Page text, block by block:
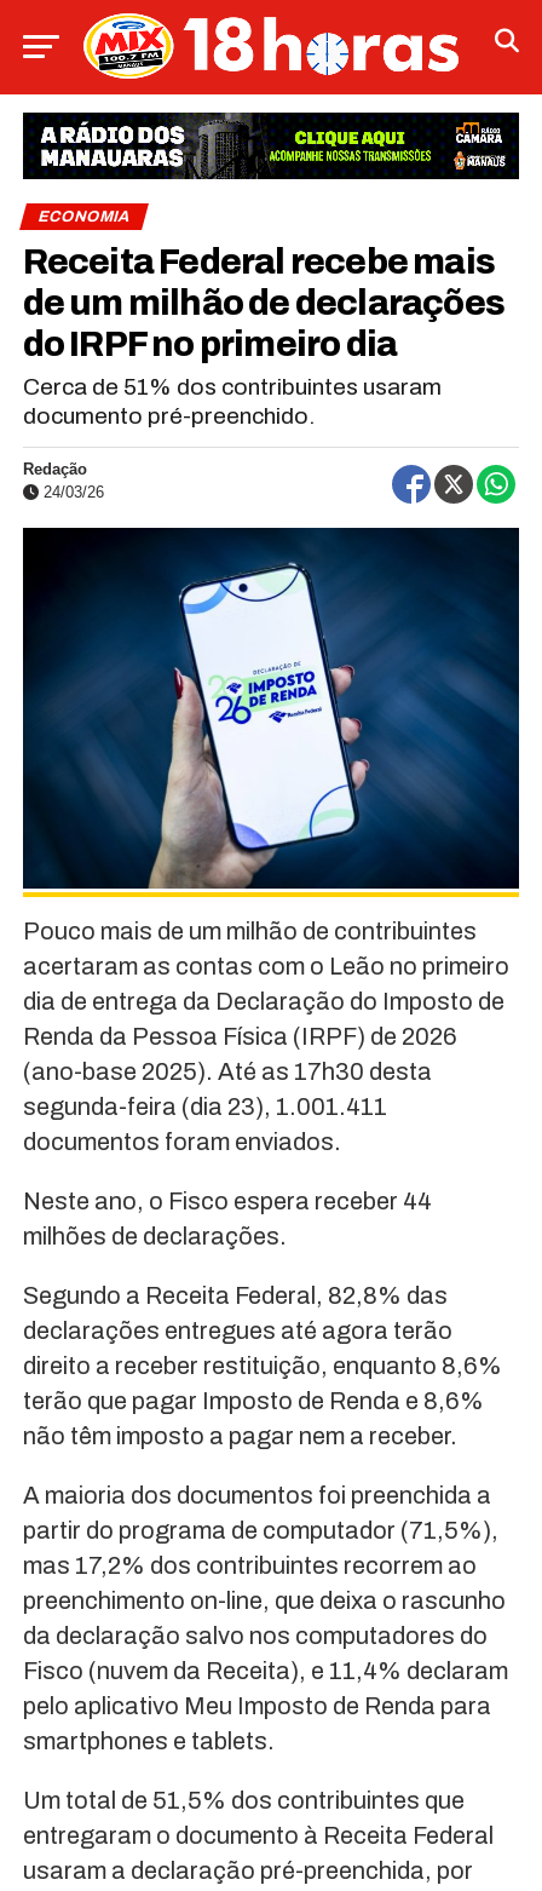
ECONOMIA
Receita Federal recebe mais
de um milhão de declarações
do IRPF no primeiro dia
Cerca de 51% dos contribuintes usaram
documento pré-preenchido.
Redação
24/03/26
Pouco mais de um milhão de contribuintes
acertaram as contas com o Leão no primeiro
dia de entrega da Declaração do Imposto de
Renda da Pessoa Física (IRPF) de 2026
(ano-base 2025). Até as 17h30 desta
segunda-feira (dia 23), 1.001.411
documentos foram enviados.
Neste ano, o Fisco espera receber 44
milhões de declarações.
Segundo a Receita Federal, 82,8% das
declarações entregues até agora terão
direito a receber restituição, enquanto 8,6%
terão que pagar Imposto de Renda e 8,6%
não têm imposto a pagar nem a receber.
A maioria dos documentos foi preenchida a
partir do programa de computador (71,5%),
mas 17,2% dos contribuintes recorrem ao
preenchimento on-line, que deixa o rascunho
da declaração salvo nos computadores do
Fisco (nuvem da Receita), e 11,4% declaram
pelo aplicativo Meu Imposto de Renda para
smartphones e tablets.
Um total de 51,5% dos contribuintes que
entregaram o documento à Receita Federal
usaram a declaração pré-preenchida, por